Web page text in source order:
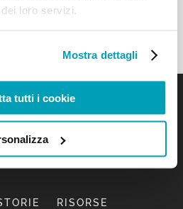
loro servizi.
Mostra dettagli
tutti i cookie
RISORSE